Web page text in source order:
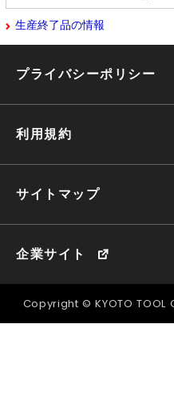
生産終了品の情報
プライバシーポリシー
利用規約
サイトマップ
企業サイト
Copyright © KYOTO TOOL